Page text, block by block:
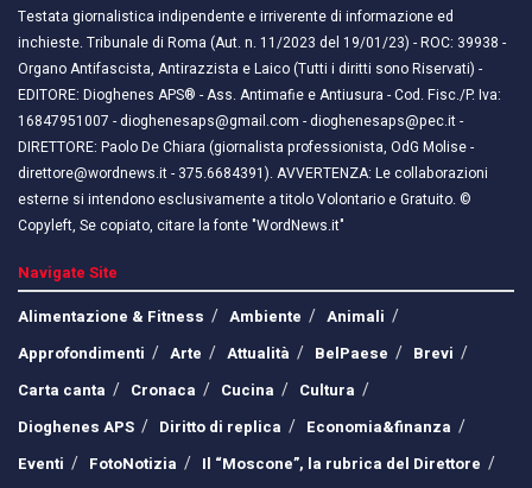
Testata giornalistica indipendente e irriverente di informazione ed
inchieste. Tribunale di Roma (Aut. n. 11/2023 del 19/01/23) - ROC: 39938 -
Organo Antifascista, Antirazzista e Laico (Tutti i diritti sono Riservati) -
EDITORE: Dioghenes APS® - Ass. Antimafie e Antiusura - Cod. Fisc./P. Iva:
16847951007 - dioghenesaps@gmail.com - dioghenesaps@pec.it - ​​
DIRETTORE: Paolo De Chiara (giornalista professionista, OdG Molise -
direttore@wordnews.it - ​​375.6684391). AVVERTENZA: Le collaborazioni
esterne si intendono esclusivamente a titolo Volontario e Gratuito. ©
Copyleft, Se copiato, citare la fonte "WordNews.it"
Navigate Site
Alimentazione & Fitness
Ambiente
Animali
Approfondimenti
Arte Attualità BelPaese
Brevi
Carta canta
Cronaca Cucina
Cultura
Dioghenes APS
Diritto di replica
Economia&finanza
Eventi
FotoNotizia
Il “Moscone”, la rubrica del Direttore